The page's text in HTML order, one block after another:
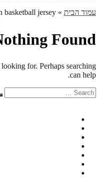
עמוד הבית »
basketball jersey
Found
for. Perhaps searching
can help.
Search
for: